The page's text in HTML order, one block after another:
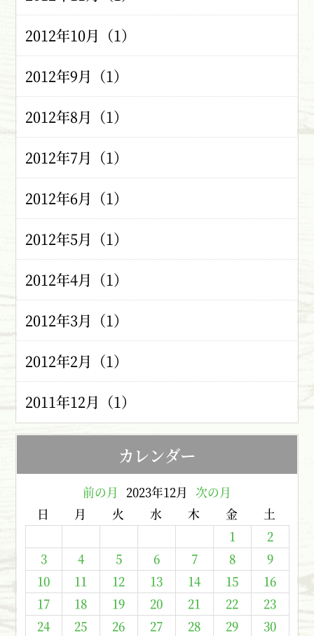
2012年10月（1）
2012年9月（1）
2012年8月（1）
2012年7月（1）
2012年6月（1）
2012年5月（1）
2012年4月（1）
2012年3月（1）
2012年2月（1）
2011年12月（1）
カレンダー
前の月 2023年12月 次の月
日
月 火 水 木 金
土
1
2
3
4 5 6 7 8
9
10
11 12 13 14 15
16
17
18 19 20 21 22
23
24
25 26 27 28 29
30